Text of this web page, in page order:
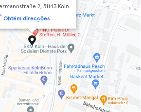
2, 51143 Köln
Obtém direcções